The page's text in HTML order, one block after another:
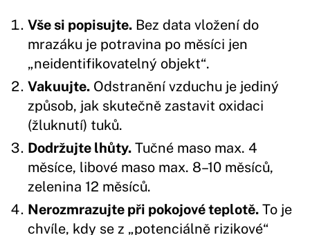
Vše si popisujte. Bez data vložení do
mrazáku je potravina po měsíci jen
„neidentifikovatelný objekt“.
Vakuujte. Odstranění vzduchu je jediný
způsob, jak skutečně zastavit oxidaci
(žluknutí) tuků.
Dodržujte lhůty. Tučné maso max. 4
měsíce, libové maso max. 8–10 měsíců,
zelenina 12 měsíců.
Nerozmrazujte při pokojové teplotě. To je
chvíle, kdy se z „potenciálně rizikové“